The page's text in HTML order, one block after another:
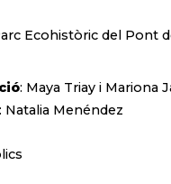
Ecohistòric del Pont
: Maya Triay i Mariona
Natalia Menéndez